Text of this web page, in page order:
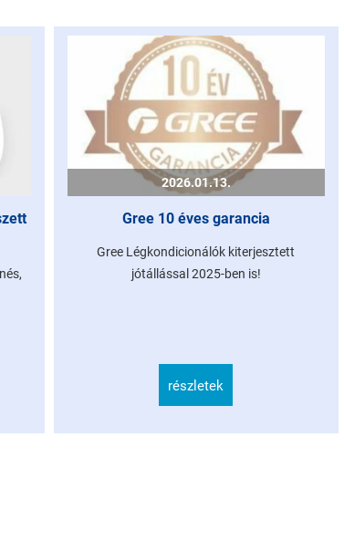
2026.01.13.
Gree 10 éves garancia
Gree Légkondicionálók kiterjesztett
jótállással 2025-ben is!
részletek